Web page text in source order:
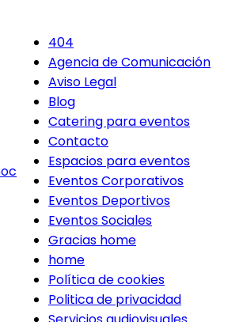
404
Agencia de Comunicación
Aviso Legal
Blog
Catering para eventos
Contacto
Espacios para eventos
Eventos Corporativos
Eventos Deportivos
Eventos Sociales
Gracias home
home
Política de cookies
Politica de privacidad